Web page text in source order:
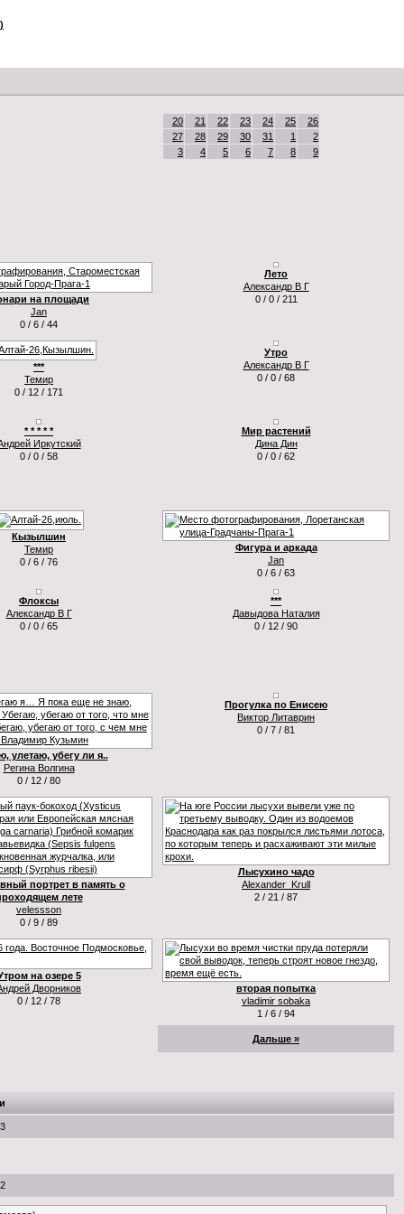
20 21 22 23 24 25
26
27
28 29 30 31 1
2
3
4 5 6 7 8 9
на площади
Jan
0 / 6 / 44
Лето
Александр В Г
0 / 0 / 211
***
Темир
0 / 12 / 171
Утро
Александр В Г
0 / 0 / 68
* * * * *
Иркутский
0 / 0 / 58
Мир растений
Дина Дин
0 / 0 / 62
Кызылшин
Темир
0 / 6 / 76
Фигура и аркада
Jan
0 / 6 / 63
Флоксы
Александр В Г
0 / 0 / 65
***
Давыдова Наталия
0 / 12 / 90
улетаю, убегу ли я..
Регина Волгина
0 / 12 / 80
Прогулка по Енисею
Виктор Литаврин
0 / 7 / 81
портрет в память о
лете
velessson
0 / 9 / 89
Лысухино чадо
Alexander_Krull
2 / 21 / 87
на озере 5
Дворников
0 / 12 / 78
вторая попытка
vladimir sobaka
1 / 6 / 94
Дальше »